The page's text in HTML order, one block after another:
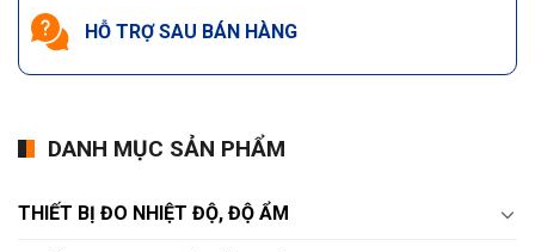
HỖ TRỢ SAU BÁN HÀNG
DANH MỤC SẢN PHẨM
THIẾT BỊ ĐO NHIỆT ĐỘ, ĐỘ ẨM